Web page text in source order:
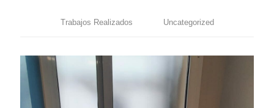
Trabajos Realizados Uncategorized